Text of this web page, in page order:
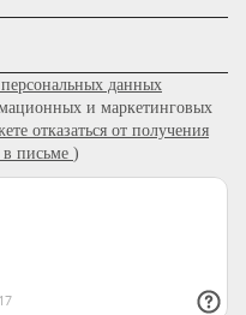
данных
и маркетинговых
отказаться от получения
письме )